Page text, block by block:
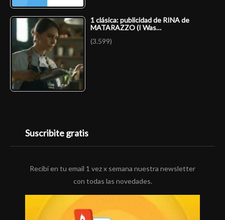
1 clásica: publicidad de RINA de
MATARAZZO (I Was…
(3.599)
Suscribite gratis
Recibí en tu email 1 vez x semana nuestra newsletter
con todas las novedades.